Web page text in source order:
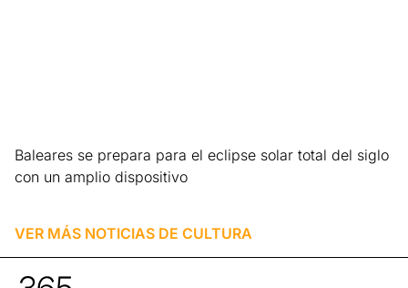
Baleares se prepara para el eclipse solar total del siglo
con un amplio dispositivo
VER MÁS NOTICIAS DE CULTURA